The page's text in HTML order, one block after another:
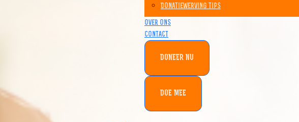
Donatiewerving tips
Over ons
Contact
DONEER NU
DOE MEE